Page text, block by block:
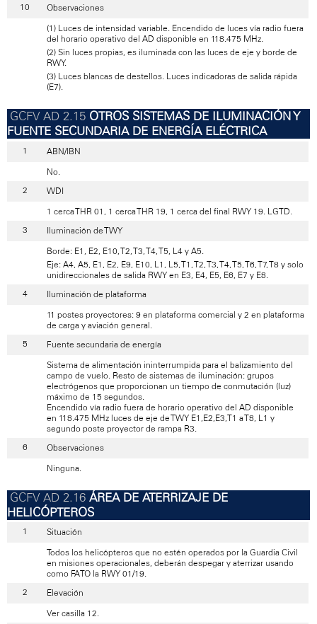
Observaciones
(1) Luces de intensidad variable. Encendido de luces vía radio fuera
del horario operativo del AD disponible en 118.475 MHz.
(2) Sin luces propias, es iluminada con las luces de eje y borde de
RWY.
(3) Luces blancas de destellos. Luces indicadoras de salida rápida
(E7).
OTROS SISTEMAS DE ILUMINACIÓN Y
FUENTE SECUNDARIA DE ENERGÍA ELÉCTRICA
ABN/IBN
No.
WDI
1 cerca THR 01, 1 cerca THR 19, 1 cerca del final RWY 19. LGTD.
Iluminación de TWY
Borde: E1, E2, E10, T2, T3, T4, T5, L4 y A5.
Eje: A4, A5, E1, E2, E9, E10, L1, L5, T1, T2, T3, T4, T5, T6, T7, T8 y solo
unidireccionales de salida RWY en E3, E4, E5, E6, E7 y E8.
Iluminación de plataforma
11 postes proyectores: 9 en plataforma comercial y 2 en plataforma
de carga y aviación general.
Fuente secundaria de energía
Sistema de alimentación ininterrumpida para el balizamiento del
campo de vuelo. Resto de sistemas de iluminación: grupos
electrógenos que proporcionan un tiempo de conmutación (luz)
máximo de 15 segundos.
Encendido vía radio fuera de horario operativo del AD disponible
en 118.475 MHz luces de eje de TWY E1,E2,E3,T1 a T8, L1 y
segundo poste proyector de rampa R3.
Observaciones
Ninguna.
ÁREA DE ATERRIZAJE DE
HELICÓPTEROS
Situación
Todos los helicópteros que no estén operados por la Guardia Civil
en misiones operacionales, deberán despegar y aterrizar usando
como FATO la RWY 01/19.
Elevación
Ver casilla 12.